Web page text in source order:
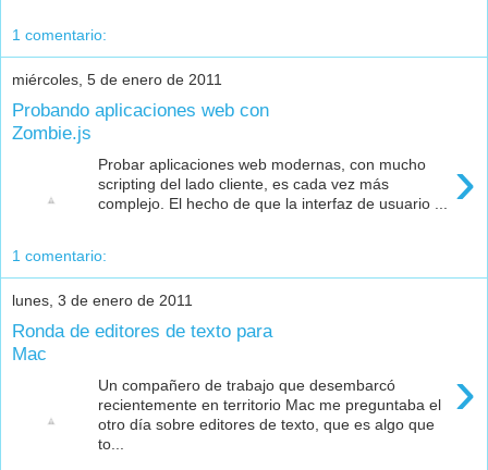
1 comentario:
miércoles, 5 de enero de 2011
Probando aplicaciones web con
Zombie.js
›
Probar aplicaciones web modernas, con mucho
scripting del lado cliente, es cada vez más
complejo. El hecho de que la interfaz de usuario ...
1 comentario:
lunes, 3 de enero de 2011
Ronda de editores de texto para
Mac
›
Un compañero de trabajo que desembarcó
recientemente en territorio Mac me preguntaba el
otro día sobre editores de texto, que es algo que
to...